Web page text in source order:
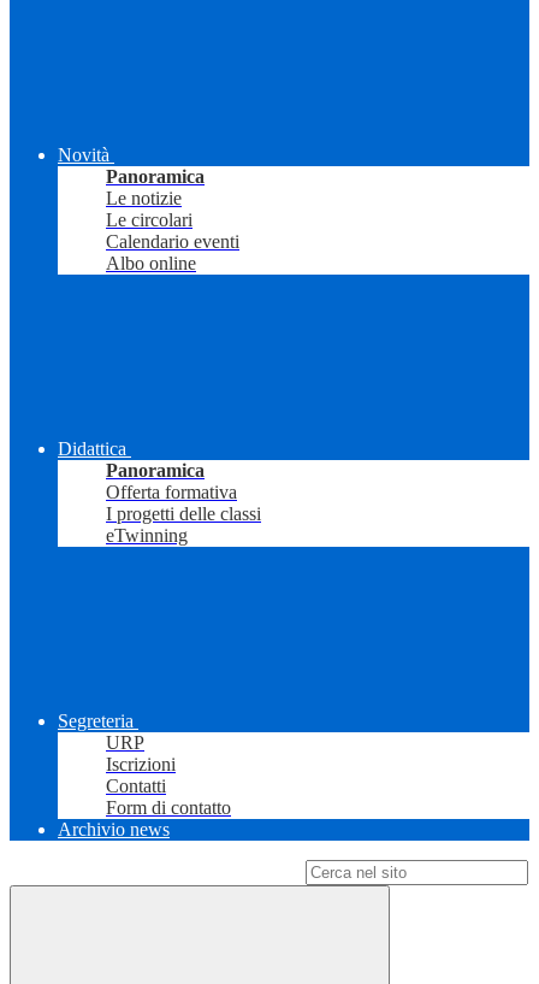
Novità
Panoramica
Le notizie
Le circolari
Calendario eventi
Albo online
Didattica
Panoramica
Offerta formativa
I progetti delle classi
eTwinning
Segreteria
URP
Iscrizioni
Contatti
Form di contatto
Archivio news